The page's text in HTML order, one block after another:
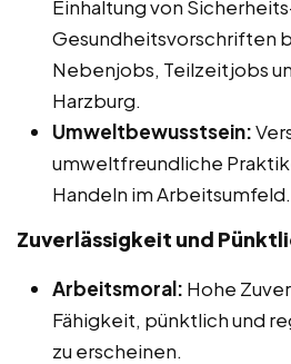
Einhaltung von
Gesundheitsvorschriften
Nebenjobs, Teilzeitjobs
Harzburg.
Umweltbewusstsein:
umweltfreundliche
Handeln im Arbeitsumfeld.
Zuverlässigkeit und
Arbeitsmoral: Hohe
Fähigkeit, pünktlich und
zu erscheinen.